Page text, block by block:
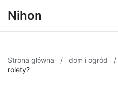
Nihon
Strona główna / dom i ogród /
rolety?